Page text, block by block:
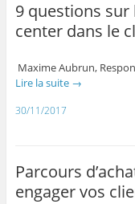
9 questions
center dans le
Maxime Aubrun,
Lire la suite →
30/11/2017
Parcours
engager vos